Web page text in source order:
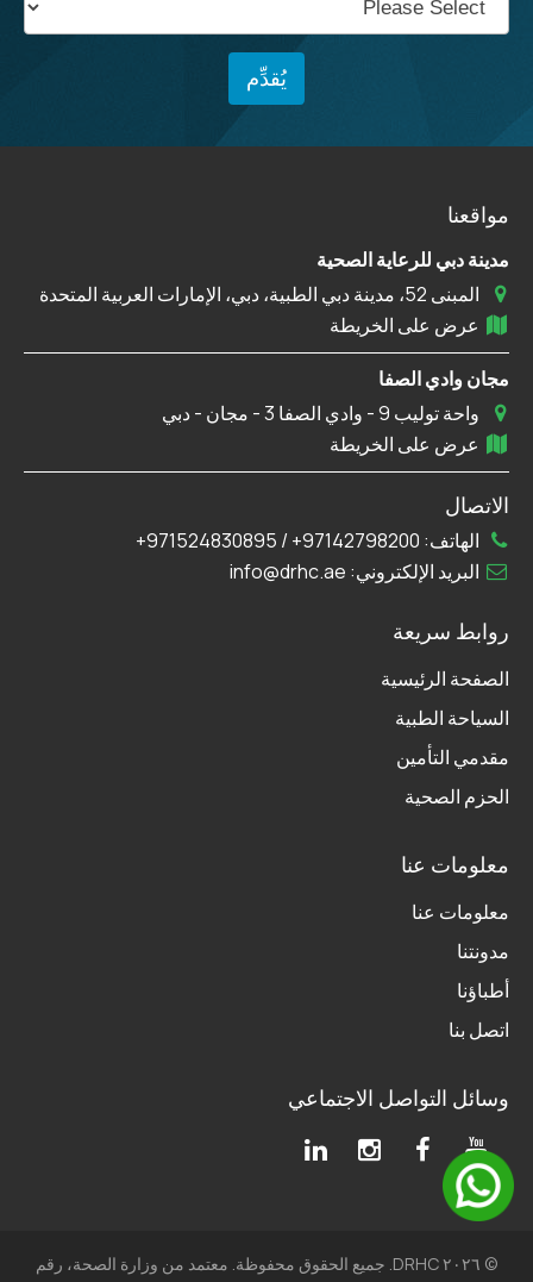
وسائل التواصل الاجتماعي
معلومات عنا
معلومات عنا
مدونتنا
أطباؤنا
اتصل بنا
روابط سريعة
الصفحة الرئيسية
السياحة الطبية
مقدمي التأمين
الحزم الصحية
مواقعنا
مدينة دبي للرعاية الصحية
المبنى 52، مدينة دبي الطبية، دبي، الإمارات العربية المتحدة
عرض على الخريطة
مجان وادي الصفا
واحة توليب 9 - وادي الصفا 3 - مجان - دبي
عرض على الخريطة
الاتصال
الهاتف: 97142798200+
/
971524830895+
البريد الإلكتروني: info@drhc.ae
© ٢٠٢٦ DRHC. جميع الحقوق محفوظة. معتمد من وزارة الصحة، رقم